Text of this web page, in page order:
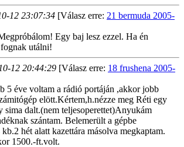
12 23:07:34 [Válasz erre: 21 bermuda 2005-
Egy baj lesz ezzel. Ha én
utálni!
12 20:44:29 [Válasz erre: 18 frushena 2005-
5 éve voltam a rádió portáján ,akkor jobb
elött.Kértem,h.nézze meg Réti egy
sima dalt.(nem teljesoperettet)Anyukám
szántam. Belemerült a gépbe
hét alatt kazettára másolva megkaptam.
1500.-ft.volt.